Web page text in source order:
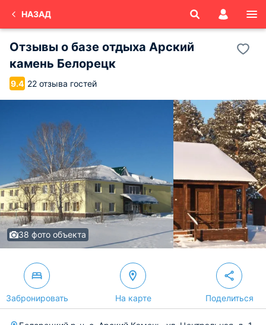
НАЗАД
Отзывы о базе отдыха Арский
камень Белорецк
9.4 22 отзыва гостей
38 фото объекта
Забронировать На карте Поделиться